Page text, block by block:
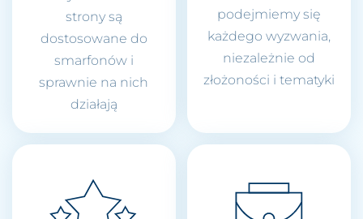
strony są
dostosowane do
smarfonów i
sprawnie na nich
działają
podejmiemy się
każdego wyzwania,
niezależnie od
złożoności i tematyki